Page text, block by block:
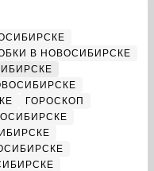
В НОВОСИБИРСКЕ
ГОРОСКОП